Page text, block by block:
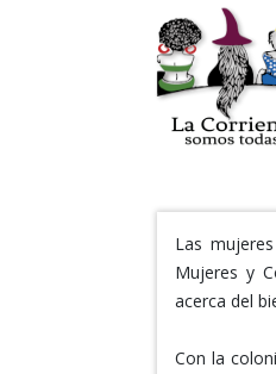
Las
Mujeres y
acerca del
Con la